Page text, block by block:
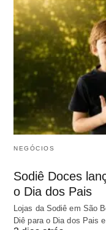
NEGÓCIOS
Sodiê Doces
o Dia dos Pais
Lojas da Sodiê em São
Diê para o Dia dos Pais